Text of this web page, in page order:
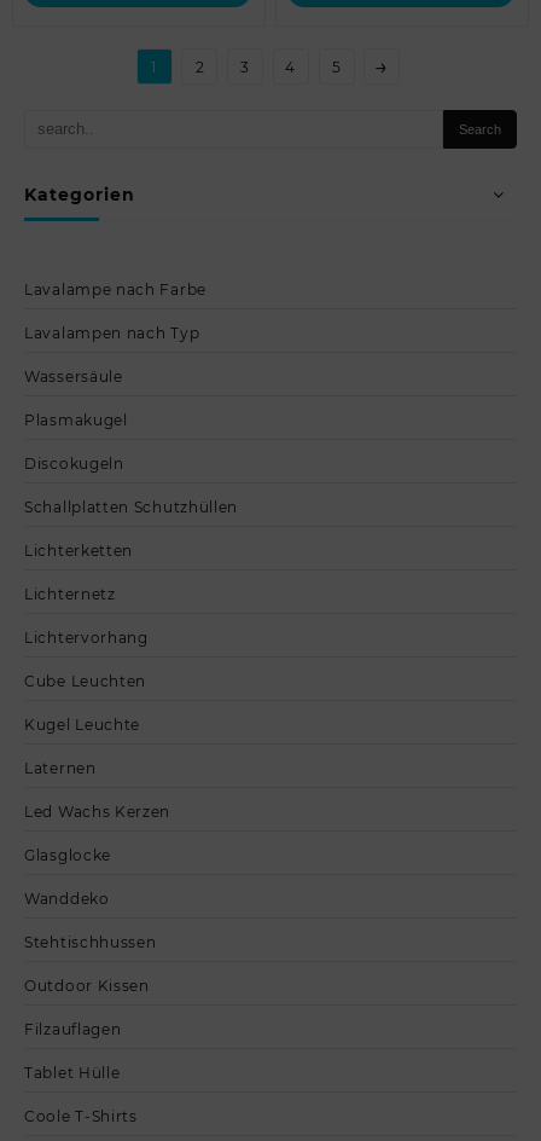
Kategorien
Lavalampe nach Farbe
Lavalampen nach Typ
Wassersäule
Plasmakugel
Discokugeln
Schallplatten Schutzhüllen
Lichterketten
Lichternetz
Lichtervorhang
Cube Leuchten
Kugel Leuchte
Laternen
Led Wachs Kerzen
Glasglocke
Wanddeko
Stehtischhussen
Outdoor Kissen
Filzauflagen
Tablet Hülle
Coole T-Shirts
1 2 3 4 5 →